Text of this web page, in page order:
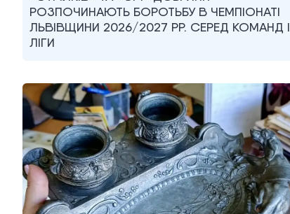
РОЗПОЧИНАЮТЬ БОРОТЬБУ В ЧЕМПІОНАТІ
ЛЬВІВЩИНИ 2026/2027 РР. СЕРЕД КОМАНД I
ЛІГИ